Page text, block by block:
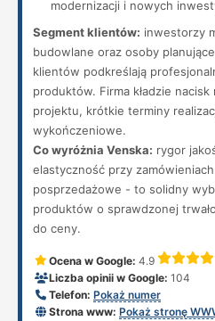
modernizacji i nowych
Segment klientów: inwestorzy
budowlane oraz osoby
klientów podkreślają
produktów. Firma kładzie
projektu, krótkie terminy
wykończeniowe.
Co wyróżnia Venska: rygor
elastyczność przy
posprzedażowe - to solidny
produktów o sprawdzonej
do ceny.
Ocena w Google: 4.9
Liczba opinii w Google: 104
Telefon: Pokaż numer
Strona www: Pokaż stronę